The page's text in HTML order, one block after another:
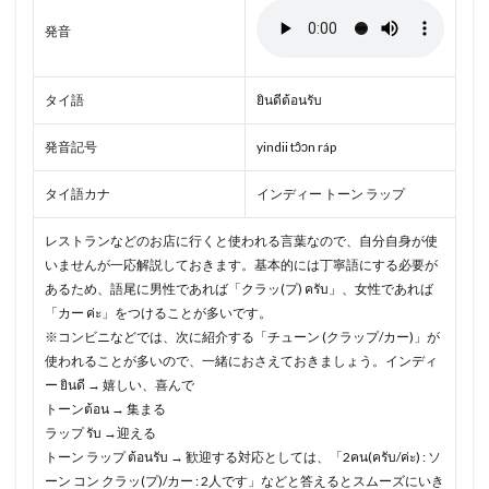
発音
タイ語 ยินดีต้อนรับ
発音記号 yindii tɔ̂ɔn ráp
タイ語カナ インディー トーン ラップ
レストランなどのお店に行くと使われる言葉なので、自分自身が使
いませんが一応解説しておきます。基本的には丁寧語にする必要が
あるため、語尾に男性であれば「クラッ(プ) ครับ」、女性であれば
「カー ค่ะ」をつけることが多いです。
※コンビニなどでは、次に紹介する「チューン (クラップ/カー)」が
使われることが多いので、一緒におさえておきましょう。インディ
ー ยินดี → 嬉しい、喜んで
トーンต้อน → 集まる
ラップ รับ →迎える
トーン ラップ ต้อนรับ → 歓迎する対応としては、「2คน(ครับ/ค่ะ) : ソ
ーン コン クラッ(プ)/カー : 2人です」などと答えるとスムーズにいき